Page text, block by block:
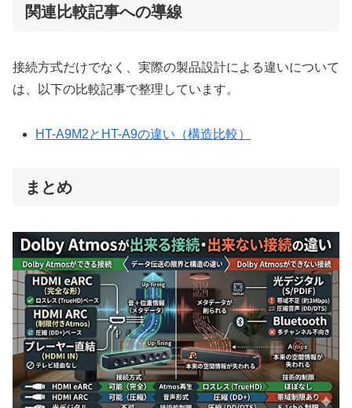
関連比較記事への導線
接続方式だけでなく、実際の製品設計による違いについて
は、以下の比較記事で整理しています。
HT-A9M2とHT-A9の違い（構造比較）
まとめ